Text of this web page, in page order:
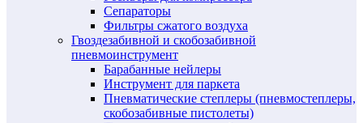
Сепараторы
Фильтры сжатого воздуха
Гвоздезабивной и скобозабивной
пневмоинструмент
Барабанные нейлеры
Инструмент для паркета
Пневматические степлеры (пневмостеплеры,
скобозабивные пистолеты)